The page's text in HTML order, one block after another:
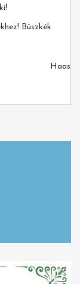
Büszkék